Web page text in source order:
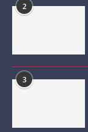
2
3